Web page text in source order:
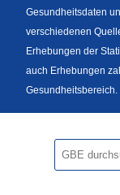
Gesundheitsdaten
verschiedenen
Erhebungen der
auch Erhebungen
Gesundheitsbereich.